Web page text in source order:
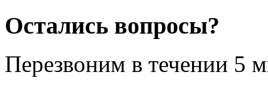
Остались вопросы?
Перезвоним в течении 5